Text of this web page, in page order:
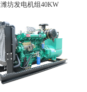
潍坊发电机组40KW